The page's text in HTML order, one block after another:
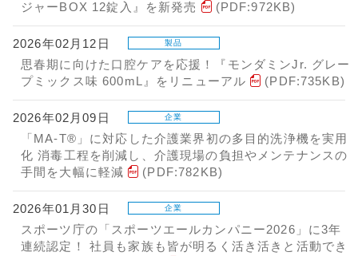
ジャーBOX 12錠入』を新発売
(PDF:972KB)
2026年02月12日 製品
思春期に向けた口腔ケアを応援！『モンダミンJr. グレー
プミックス味 600mL』をリニューアル
(PDF:735KB)
2026年02月09日 企業
「MA-T®」に対応した介護業界初の多目的洗浄機を実用
化 消毒工程を削減し、介護現場の負担やメンテナンスの
手間を大幅に軽減
(PDF:782KB)
2026年01月30日 企業
スポーツ庁の「スポーツエールカンパニー2026」に3年
連続認定！ 社員も家族も皆が明るく活き活きと活動でき